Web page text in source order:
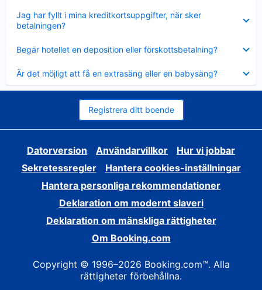
Jag har fyllt i mina kreditkortsuppgifter, när sker
betalningen?
mindre
Begär hotellet en deposition eller förskottsbetalning?
mindre
Är det möjligt att få en extrasäng eller en babysäng?
mindre
Registrera ditt boende
Datorversion Användarvillkor
Hur vi jobbar
Sekretessregler
Hantera cookies-inställningar
Hantera personliga rekommendationer
Deklaration om modernt slaveri
Deklaration om mänskliga rättigheter
Om Booking.com
Copyright © 1996–2026 Booking.com™. Alla
rättigheter förbehållna.